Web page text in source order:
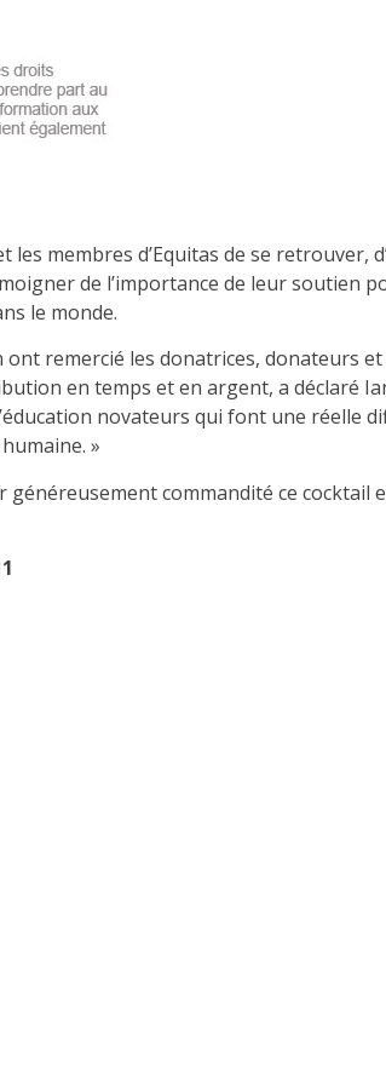
membres d’Equitas de se retrouver,
de l’importance de leur soutien
le monde.
remercié les donatrices, donateurs
en temps et en argent, a déclaré
novateurs qui font une réelle
»
commandité ce cocktail